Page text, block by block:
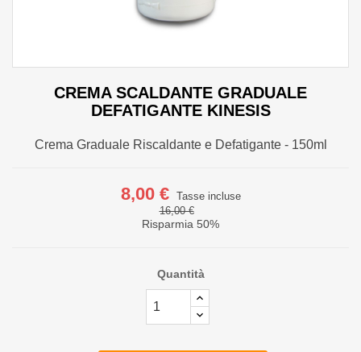
CREMA SCALDANTE GRADUALE
DEFATIGANTE KINESIS
Crema Graduale Riscaldante e Defatigante - 150ml
8,00 €
Tasse incluse
16,00 €
Risparmia 50%
Quantità